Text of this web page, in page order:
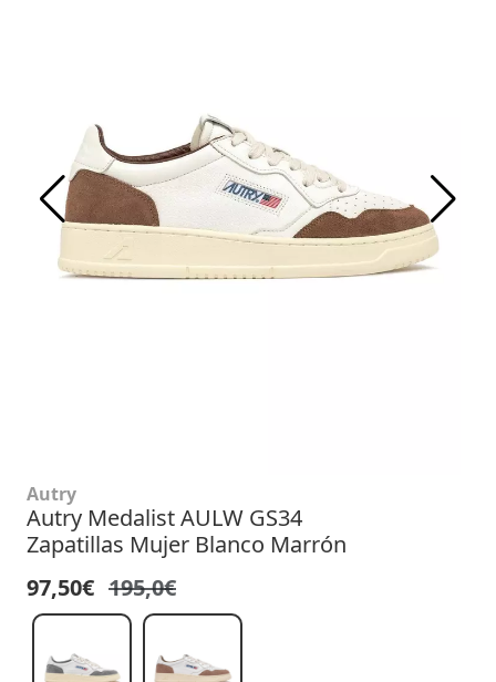
Autry
Autry Medalist AULW GS34
Zapatillas Mujer Blanco Marrón
97,50€ 195,0€